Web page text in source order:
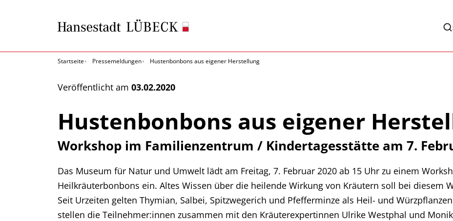
Startseite Pressemeldungen Hustenbonbons aus eigener Herstellung
Veröffentlicht am 03.02.2020
Hustenbonbons aus eigener
Workshop im Familienzentrum / Kindertagesstätte am 7.
Das Museum für Natur und Umwelt lädt am Freitag, 7. Februar 2020 ab 15 Uhr zu einem
Heilkräuterbonbons ein. Altes Wissen über die heilende Wirkung von Kräutern soll bei diesem
Seit Urzeiten gelten Thymian, Salbei, Spitzwegerich und Pfefferminze als Heil- und
stellen die Teilnehmer:innen zusammen mit den Kräuterexpertinnen Ulrike Westphal und